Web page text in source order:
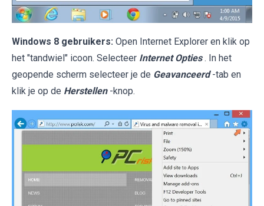
Windows 8 gebruikers: Open Internet Explorer en klik op
het "tandwiel" icoon. Selecteer Internet Opties . In het
geopende scherm selecteer je de Geavanceerd -tab en
klik je op de Herstellen -knop.